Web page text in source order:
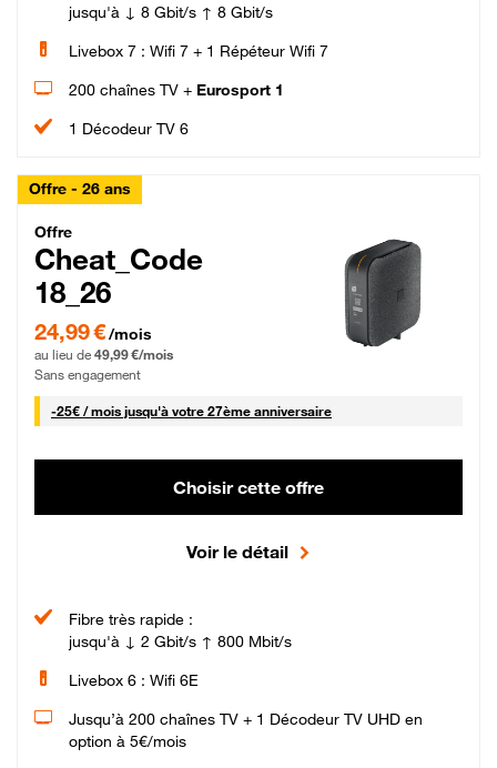
jusqu'à ↓ 8 Gbit/s ↑ 8 Gbit/s
Livebox 7 : Wifi 7 + 1 Répéteur Wifi 7
200 chaînes TV + Eurosport 1
1 Décodeur TV 6
Offre - 26 ans
Cheat_Code Fibre_18_26
Offre
Cheat_Code
18_26
24,99 € par mois pendant 0 mois puis 49,99 € par mois, Sans engagement
24,99 €/mois
au lieu de 49,99 €/mois
Sans engagement
-25€ / mois25 € par mois
jusqu'à votre 27ème anniversaire
Choisir cette offre
Voir le détail
Fibre très rapide :
jusqu'à ↓ 2 Gbit/s ↑ 800 Mbit/s
Livebox 6 : Wifi 6E
Jusqu’à 200 chaînes TV + 1 Décodeur TV UHD en
option à 5€/mois